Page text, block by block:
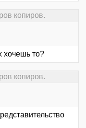
копиров.
хочешь то?
копиров.